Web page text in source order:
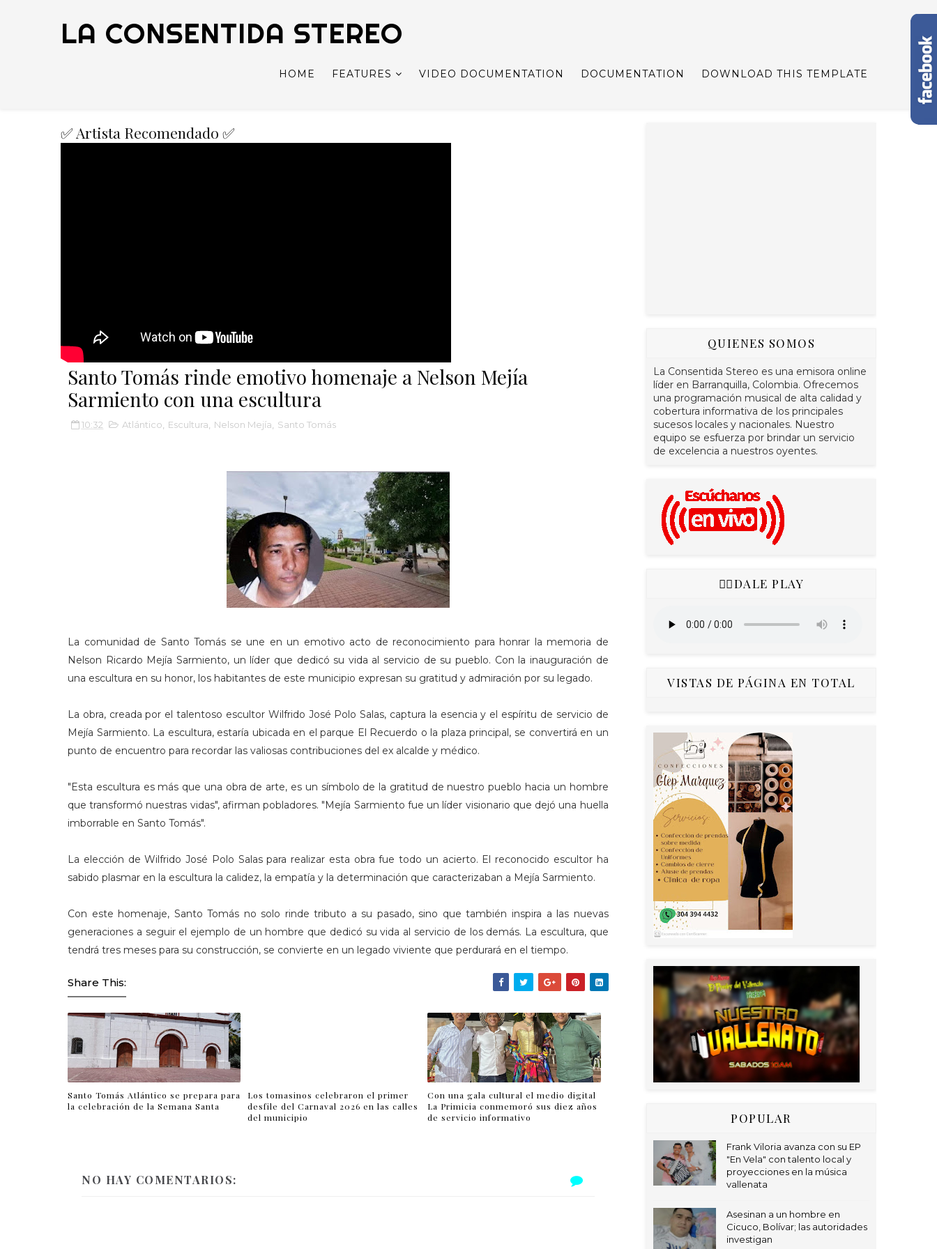
LA CONSENTIDA STEREO
HOME FEATURES VIDEO DOCUMENTATION DOCUMENTATION DOWNLOAD THIS TEMPLATE
✅ Artista Recomendado ✅
Santo Tomás rinde emotivo homenaje a Nelson Mejía
Sarmiento con una escultura
10:32 Atlántico Escultura Nelson Mejía Santo Tomás
La comunidad de Santo Tomás se une en un emotivo acto de reconocimiento para honrar la memoria de
Nelson Ricardo Mejía Sarmiento, un líder que dedicó su vida al servicio de su pueblo. Con la inauguración de
una escultura en su honor, los habitantes de este municipio expresan su gratitud y admiración por su legado.
La obra, creada por el talentoso escultor Wilfrido José Polo Salas, captura la esencia y el espíritu de servicio de
Mejía Sarmiento. La escultura, estaría ubicada en el parque El Recuerdo o la plaza principal, se convertirá en un
punto de encuentro para recordar las valiosas contribuciones del ex alcalde y médico.
"Esta escultura es más que una obra de arte, es un símbolo de la gratitud de nuestro pueblo hacia un hombre
que transformó nuestras vidas", afirman pobladores. "Mejía Sarmiento fue un líder visionario que dejó una huella
imborrable en Santo Tomás".
La elección de Wilfrido José Polo Salas para realizar esta obra fue todo un acierto. El reconocido escultor ha
sabido plasmar en la escultura la calidez, la empatía y la determinación que caracterizaban a Mejía Sarmiento.
Con este homenaje, Santo Tomás no solo rinde tributo a su pasado, sino que también inspira a las nuevas
generaciones a seguir el ejemplo de un hombre que dedicó su vida al servicio de los demás. La escultura, que
tendrá tres meses para su construcción, se convierte en un legado viviente que perdurará en el tiempo.
Share This:
Santo Tomás Atlántico se prepara para
la celebración de la Semana Santa
Los tomasinos celebraron el primer
desfile del Carnaval 2026 en las calles
del municipio
Con una gala cultural el medio digital
La Primicia conmemoró sus diez años
de servicio informativo
NO HAY COMENTARIOS:
QUIENES SOMOS
La Consentida Stereo es una emisora online
líder en Barranquilla, Colombia. Ofrecemos
una programación musical de alta calidad y
cobertura informativa de los principales
sucesos locales y nacionales. Nuestro
equipo se esfuerza por brindar un servicio
de excelencia a nuestros oyentes.
👇🏻DALE PLAY
VISTAS DE PÁGINA EN TOTAL
POPULAR
Frank Viloria avanza con su EP
"En Vela" con talento local y
proyecciones en la música
vallenata
Asesinan a un hombre en
Cicuco, Bolívar; las autoridades
investigan